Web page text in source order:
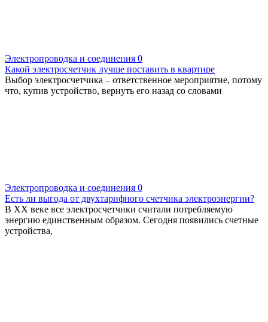
Электропроводка и соединения 0
Какой электросчетчик лучше поставить в квартире
Выбор электросчетчика – ответственное мероприятие, потому
что, купив устройство, вернуть его назад со словами
Электропроводка и соединения 0
Есть ли выгода от двухтарифного счетчика электроэнергии?
В XX веке все электросчетчики считали потребляемую
энергию единственным образом. Сегодня появились счетные
устройства,